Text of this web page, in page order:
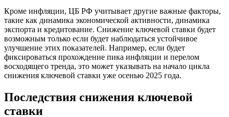
Кроме инфляции, ЦБ РФ учитывает другие важные факторы,
такие как динамика экономической активности, динамика
экспорта и кредитование. Снижение ключевой ставки будет
возможным только если будет наблюдаться устойчивое
улучшение этих показателей. Например, если будет
фиксироваться прохождение пика инфляции и перелом
восходящего тренда, это может указывать на начало цикла
снижения ключевой ставки уже осенью 2025 года.
Последствия снижения ключевой
ставки